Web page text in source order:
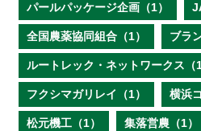
パールパッケージ企画（1）
全国農薬協同組合（1） ブラ
ルートレック・ネットワークス（1
フクシマガリレイ（1） 横浜
松元機工（1） 集落営農（1）